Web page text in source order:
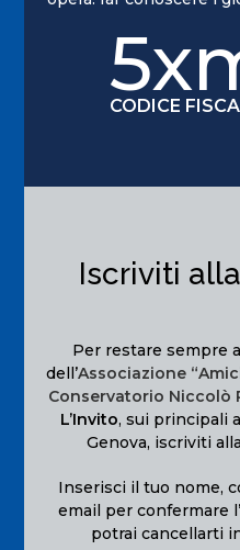
CODICE
Iscriviti
Per restare sempre
dell’Associazione
Conservatorio Niccolò
L’Invito, sui principali
Genova, iscriviti
Inserisci il tuo nome,
email per confermare
potrai cancellarti